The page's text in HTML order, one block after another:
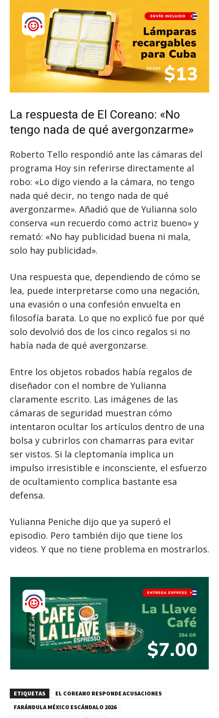
La respuesta de El Coreano: «No
tengo nada de qué avergonzarme»
Roberto Tello respondió ante las cámaras del
programa Hoy sin referirse directamente al
robo: «Lo digo viendo a la cámara, no tengo
nada qué decir, no tengo nada de qué
avergonzarme». Añadió que de Yulianna solo
conserva «un recuerdo como actriz bueno» y
remató: «No hay publicidad buena ni mala,
solo hay publicidad».
Una respuesta que, dependiendo de cómo se
lea, puede interpretarse como una negación,
una evasión o una confesión envuelta en
filosofía barata. Lo que no explicó fue por qué
solo devolvió dos de los cinco regalos si no
había nada de qué avergonzarse.
Entre los objetos robados había regalos de
diseñador con el nombre de Yulianna
claramente escrito. Las imágenes de las
cámaras de seguridad muestran cómo
intentaron ocultar los artículos dentro de una
bolsa y cubrirlos con chamarras para evitar
ser vistos. Si la cleptomanía implica un
impulso irresistible e inconsciente, el esfuerzo
de ocultamiento complica bastante esa
defensa.
Yulianna Peniche dijo que ya superó el
episodio. Pero también dijo que tiene los
videos. Y que no tiene problema en mostrarlos.
ETIQUETAS
EL COREANO RESPONDE ACUSACIONES
FARÁNDULA MÉXICO ESCÁNDALO 2026